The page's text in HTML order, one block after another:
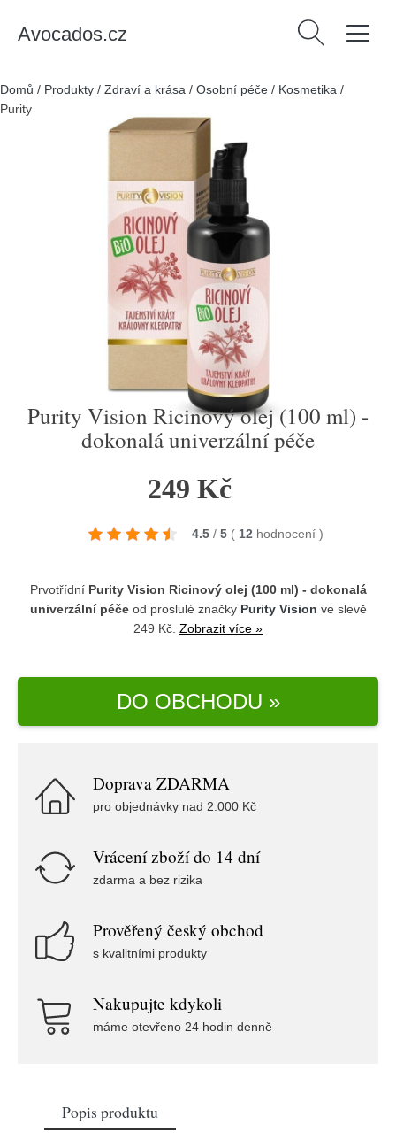
Avocados.cz Vyhledávání
Domů / Produkty / Zdraví a krása / Osobní péče / Kosmetika /
Purity Vision Ricinový olej (100 ml) - dokonalá univerzální péče
Purity Vision Ricinový olej (100 ml) -
dokonalá univerzální péče
249 Kč
4.5 / 5 ( 12 hodnocení )
Prvotřídní Purity Vision Ricinový olej (100 ml) - dokonalá
univerzální péčeod proslulé značky Purity Vision ve slevě
249 Kč. Zobrazit více »
DO OBCHODU »
Doprava ZDARMA
pro objednávky nad 2.000 Kč
Vrácení zboží do 14 dní
zdarma a bez rizika
Prověřený český obchod
s kvalitními produkty
Nakupujte kdykoli
máme otevřeno 24 hodin denně
Popis produktu